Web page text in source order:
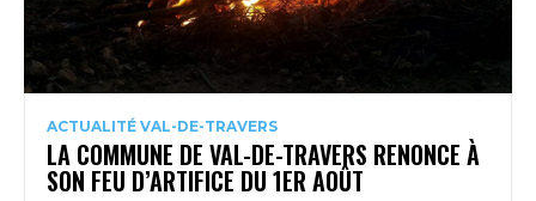
ACTUALITÉ VAL-DE-TRAVERS
LA COMMUNE DE VAL-DE-TRAVERS RENONCE À
SON FEU D’ARTIFICE DU 1ER AOÛT